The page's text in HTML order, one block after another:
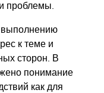
проблемы.
выполнению
к теме и
сторон. В
понимание
как для